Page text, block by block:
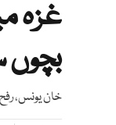
غزہ
بچوں سمیت
خان یونس،